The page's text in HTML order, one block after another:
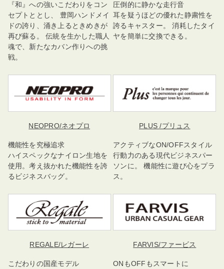
『和』への強いこだわりをコン
セプトととし、 豊岡ハンドメイ
ドの誇り、涌き上るときめきが
再び蘇る。 伝統を生かした職人
魂で、新たなカバン作りへの挑
戦。
圧倒的に静かな走行音
耳を疑うほどの優れた静粛性を
誇るキャスター。 消耗したタイ
ヤを簡単に交換できる。
NEOPRO/ネオプロ
機能性を究極追求
ハイスペックなナイロン生地を
使用。考え抜かれた機能性を誇
るビジネスバッグ。
PLUS/プリュス
アクティブなON/OFFスタイル
行動力のある現代ビジネスパー
ソンに。 機能性に遊び心をプラ
ス。
REGALE/レガーレ
こだわりの国産モデル
FARVIS/ファービス
ONもOFFもスマートに